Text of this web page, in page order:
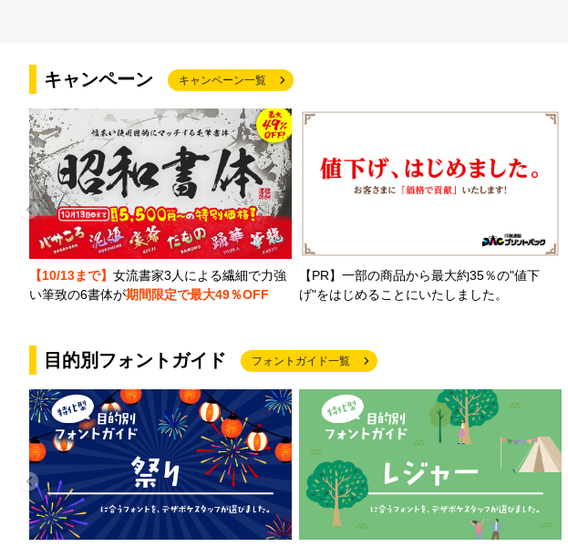
キャンペーン キャンペーン一覧
【10/13まで】 女流書家3人による繊細で力強
い筆致の6書体が期間限定で最大49％OFF
【PR】一部の商品から最大約35％の"値下
げ"をはじめることにいたしました。
目的別フォントガイド フォントガイド一覧